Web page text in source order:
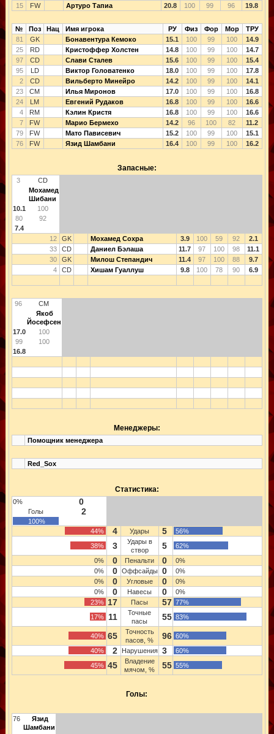
15
FW Артуро Тапиа 20.8 100 99 96 19.8
№ Поз Нац Имя игрока РУ Физ Фор Мор
ТРУ
81
GK Бонавентура Кемоко 15.1 100 99 100
14.9
25
RD Кристоффер Холстен 14.8 100 99 100
14.7
97
CD Слави Сталев 15.6 100 99 100
15.4
95
LD Виктор Головатенко 18.0 100 99 100
17.8
2
CD Вильберто Минейро 14.2 100 99 100
14.1
23
CM Илья Миронов 17.0 100 99 100
16.8
24
LM Евгений Рудаков 16.8 100 99 100
16.6
4
RM Кэлин Кристя 16.8 100 99 100
16.6
7
FW Марио Бермехо 14.2 96 100 82
11.2
79
FW Мато Пависевич 15.2 100 99 100
15.1
76
FW Язид Шамбани 16.4 100 99 100 16.2
Запасные:
3
CD
Мохамед
Шибани
10.1
100
80
92
7.4
12
GK Мохамед Сохра 3.9 100 59 92
2.1
33
CD Даниел Бэлаша 11.7 97 100 98
11.1
30
GK Милош Степандич 11.4 97 100 88
9.7
4
CD Хишам Гуаллуш 9.8 100 78 90 6.9
96
CM
Якоб
Йосефсен
17.0
100
99
100
16.8
Менеджеры:
Помощник менеджера
Red_Sox
Статистика:
0% 0
Голы 2
100%
44%
4 Удары 5
56%
38%
3
Удары в
створ
5
62%
0%
0 Пенальти 0
0%
0%
0 Оффсайды 0
0%
0%
0 Угловые 0
0%
0%
0 Навесы 0
0%
23% 17 Пасы 57 77%
17% 11
Точные
пасы
55 83%
40% 65
Точность
пасов, %
96 60%
40%
2 Нарушения 3
60%
45% 45
Владение
мячом, %
55 55%
Голы:
76
Язид
Шамбани